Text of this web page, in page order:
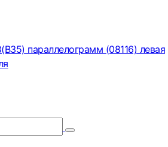
параллелограмм (08116) левая